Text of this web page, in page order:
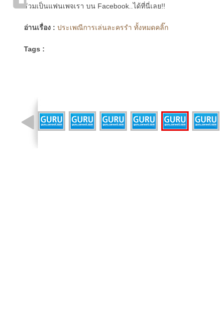
ร่วมเป็นแฟนเพจเรา บน Facebook..ได้ที่นี่เลย!!
อ่านเรื่อง : ประเพณีการเล่นละครรำ ทั้งหมดคลิ๊ก
Tags :